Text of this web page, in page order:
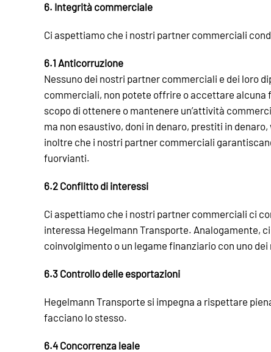
6. Integrità commerciale
Ci aspettiamo che i nostri partner commerciali
6.1 Anticorruzione
Nessuno dei nostri partner commerciali e dei loro
commerciali, non potete offrire o accettare alcuna
scopo di ottenere o mantenere un’attività
ma non esaustivo, doni in denaro, prestiti in
inoltre che i nostri partner commerciali
fuorvianti.
6.2 Conflitto di interessi
Ci aspettiamo che i nostri partner commerciali ci
interessa Hegelmann Transporte. Analogamente,
coinvolgimento o un legame finanziario con uno
6.3 Controllo delle esportazioni
Hegelmann Transporte si impegna a rispettare
facciano lo stesso.
6.4 Concorrenza leale